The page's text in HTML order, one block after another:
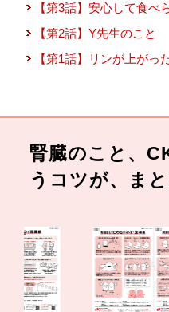
【第3話】安心して食べ
【第2話】Y先生のこと
【第1話】リンが上がっ
腎臓のこと、
うコツが、ま